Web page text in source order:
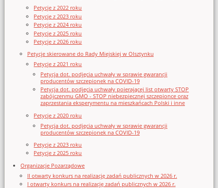
Petycje z 2022 roku
Petycje z 2023 roku
Petycje z 2024 roku
Petycje z 2025 roku
Petycje z 2026 roku
Petycje skierowane do Rady Miejskiej w Olsztynku
Petycje z 2021 roku
Petycja dot. podjęcia uchwały w sprawie gwarancji
producentów szczepionek na COVID-19
Petycja dot. podjęcia uchwały poierającej list otwarty STOP
zabójczenmu GMO - STOP niebezpiecznej szczepionce oraz
zaprzestania eksperymentu na mieszkańcach Polski i inne
Petycje z 2020 roku
Petycja dot. podjęcia uchwały w sprawie gwarancji
producentów szczepionek na COVID-19
Petycje z 2023 roku
Petycje z 2025 roku
Organizacje Pozarządowe
II otwarty konkurs na realizację zadań publicznych w 2026 r.
I otwarty konkurs na realizację zadań publicznych w 2026 r.